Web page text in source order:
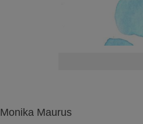
Monika Maurus